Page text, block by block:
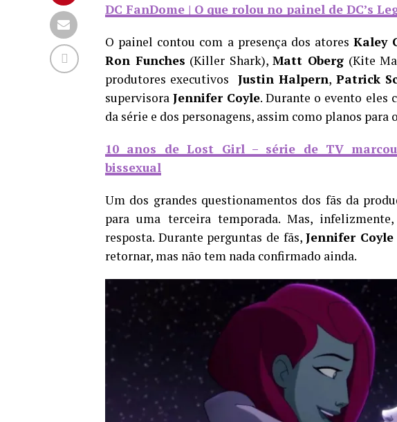
DC FanDome | O que rolou no painel de DC’s
O painel contou com a presença dos atoresKaley
Ron Funches (Killer Shark),Matt Oberg (Kite
produtores executivosJustin Halpern, Patrick
supervisoraJennifer Coyle. Durante o evento eles
da série e dos personagens, assim como planos para
10 anos de Lost Girl – série de TV
bissexual
Um dos grandes questionamentos dos fãs da
para uma terceira temporada. Mas,
resposta. Durante perguntas de fãs,Jennifer Coyle
retornar, mas não tem nada confirmado ainda.